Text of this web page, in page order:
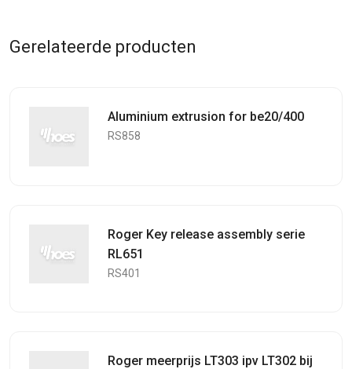
Gerelateerde producten
Aluminium extrusion for be20/400
RS858
Roger Key release assembly serie
RL651
RS401
Roger meerprijs LT303 ipv LT302 bij